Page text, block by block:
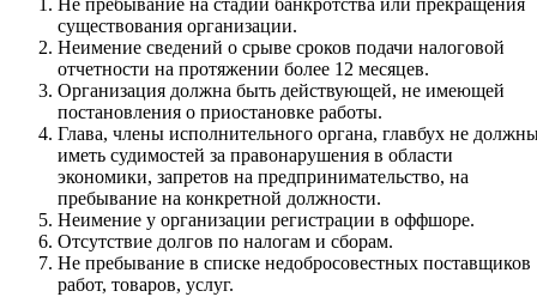
Не пребывание на стадии банкротства или прекращения
существования организации.
Неимение сведений о срыве сроков подачи налоговой
отчетности на протяжении более 12 месяцев.
Организация должна быть действующей, не имеющей
постановления о приостановке работы.
Глава, члены исполнительного органа, главбух не
иметь судимостей за правонарушения в области
экономики, запретов на предпринимательство, на
пребывание на конкретной должности.
Неимение у организации регистрации в оффшоре.
Отсутствие долгов по налогам и сборам.
Не пребывание в списке недобросовестных поставщиков
работ, товаров, услуг.